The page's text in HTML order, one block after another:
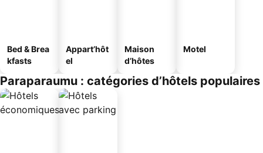
Bed & Brea
kfasts
Appart’hôt
el
Maison
d’hôtes
Motel
Paraparaumu : catégories d’hôtels populaires